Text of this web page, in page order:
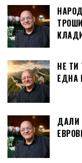
НЕ ТИ
ЕДНА
ДАЛИ